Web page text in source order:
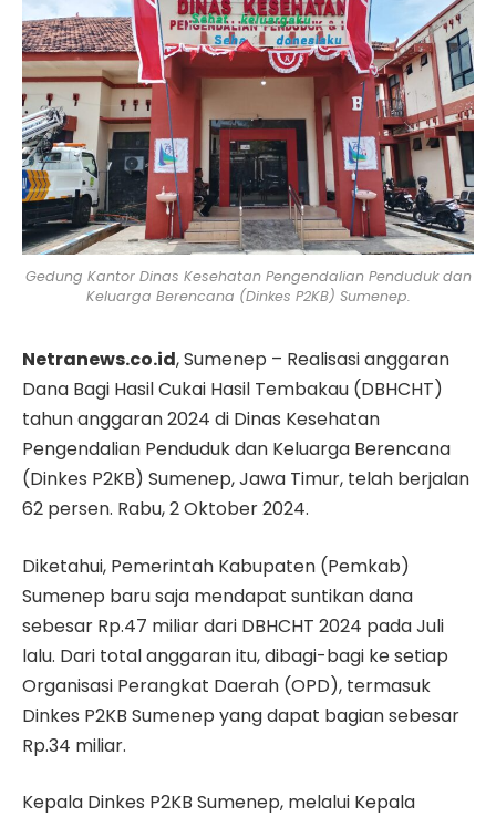
Gedung Kantor Dinas Kesehatan Pengendalian Penduduk dan
Keluarga Berencana (Dinkes P2KB) Sumenep.
Netranews.co.id, Sumenep – Realisasi anggaran
Dana Bagi Hasil Cukai Hasil Tembakau (DBHCHT)
tahun anggaran 2024 di Dinas Kesehatan
Pengendalian Penduduk dan Keluarga Berencana
(Dinkes P2KB) Sumenep, Jawa Timur, telah berjalan
62 persen. Rabu, 2 Oktober 2024.
Diketahui, Pemerintah Kabupaten (Pemkab)
Sumenep baru saja mendapat suntikan dana
sebesar Rp.47 miliar dari DBHCHT 2024 pada Juli
lalu. Dari total anggaran itu, dibagi-bagi ke setiap
Organisasi Perangkat Daerah (OPD), termasuk
Dinkes P2KB Sumenep yang dapat bagian sebesar
Rp.34 miliar.
Kepala Dinkes P2KB Sumenep, melalui Kepala